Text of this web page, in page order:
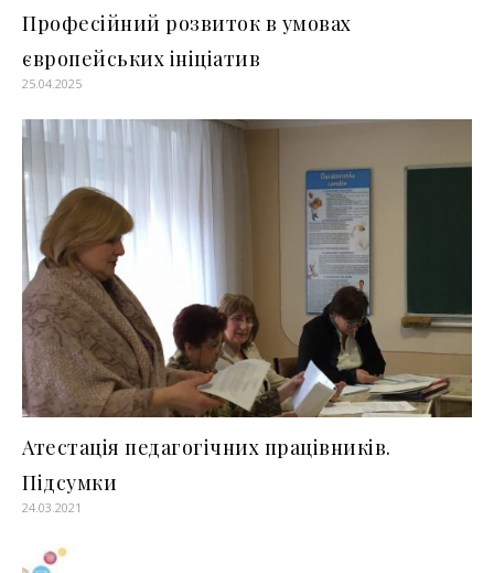
Професійний розвиток в умовах
європейських ініціатив
25.04.2025
Атестація педагогічних працівників.
Підсумки
24.03.2021